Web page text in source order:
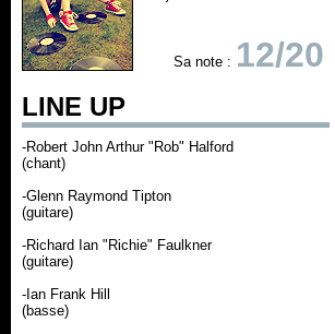
Sa note : 12/20
LINE UP
-Robert John Arthur "Rob" Halford
(chant)
-Glenn Raymond Tipton
(guitare)
-Richard Ian "Richie" Faulkner
(guitare)
-Ian Frank Hill
(basse)